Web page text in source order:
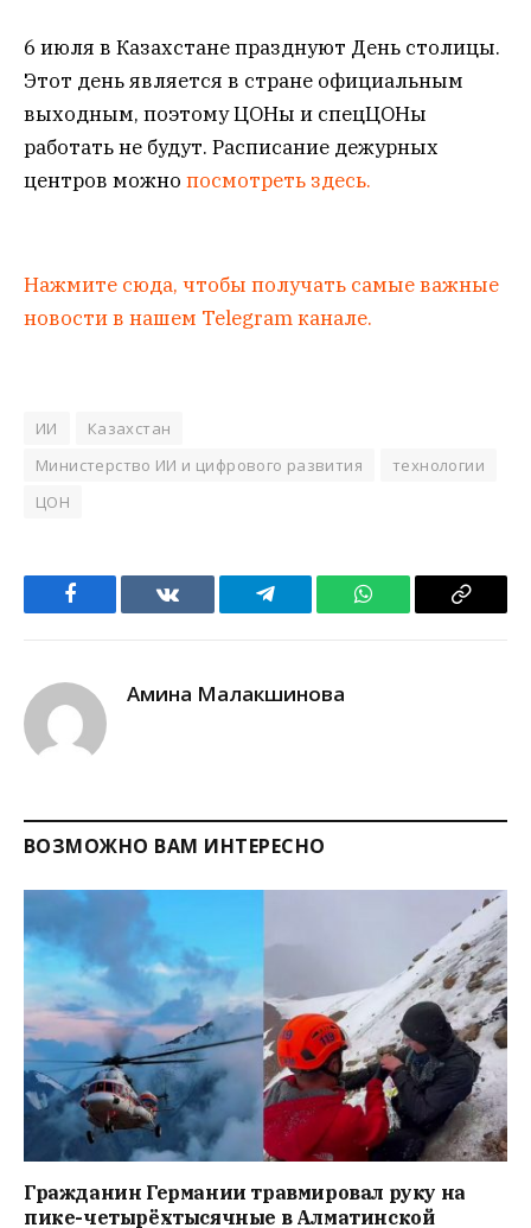
6 июля в Казахстане празднуют День столицы.
Этот день является в стране официальным
выходным, поэтому ЦОНы и спецЦОНы
работать не будут. Расписание дежурных
центров можно посмотреть здесь.
Нажмите сюда, чтобы получать самые важные
новости в нашем Telegram канале.
ИИ
Казахстан
Министерство ИИ и цифрового развития
технологии
ЦОН
Facebook VKontakteTelegram WhatsApp Copy
Амина Малакшинова
ВОЗМОЖНО ВАМ ИНТЕРЕСНО
Гражданин Германии травмировал руку на
пике-четырёхтысячные в Алматинской